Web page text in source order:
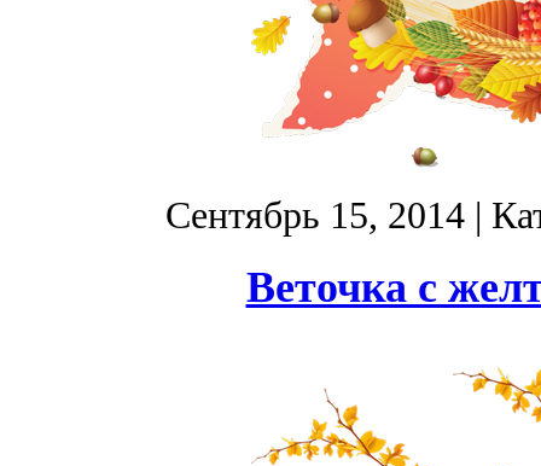
Сентябрь 15, 2014|
Веточка с